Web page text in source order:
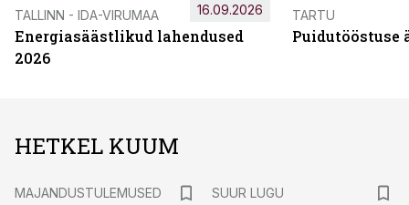
TALLINN - IDA-VIRUMAA
Energiasäästlikud lahendused
2026
16.09.2026 TARTU
Puidutööstuse
HETKEL KUUM
MAJANDUSTULEMUSED
SUUR LUGU